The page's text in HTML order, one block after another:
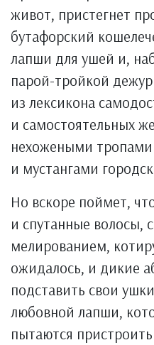
живот, пристегнет
бутафорский
лапши для ушей и,
парой-тройкой
из лексикона
и самостоятельных
нехожеными
и мустангами
Но вскоре поймет,
и спутанные волосы,
мелированием,
ожидалось, и дикие
подставить свои
любовной лапши,
пытаются